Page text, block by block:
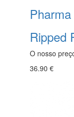
Ripped
O nosso
36.90 €